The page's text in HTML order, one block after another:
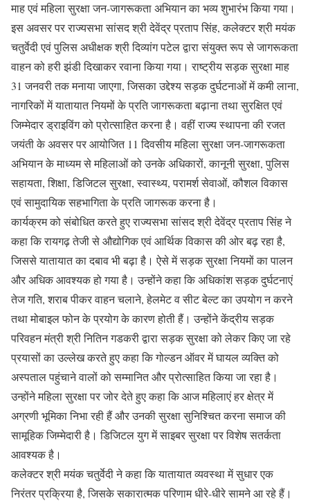
माह एवं महिला सुरक्षा जन-जागरूकता अभियान का भव्य शुभारंभ किया गया।
इस अवसर पर राज्यसभा सांसद श्री देवेंद्र प्रताप सिंह, कलेक्टर श्री मयंक
चतुर्वेदी एवं पुलिस अधीक्षक श्री दिव्यांग पटेल द्वारा संयुक्त रूप से जागरूकता
वाहन को हरी झंडी दिखाकर रवाना किया गया। राष्ट्रीय सड़क सुरक्षा माह
31 जनवरी तक मनाया जाएगा, जिसका उद्देश्य सड़क दुर्घटनाओं में कमी लाना,
नागरिकों में यातायात नियमों के प्रति जागरूकता बढ़ाना तथा सुरक्षित एवं
जिम्मेदार ड्राइविंग को प्रोत्साहित करना है। वहीं राज्य स्थापना की रजत
जयंती के अवसर पर आयोजित 11 दिवसीय महिला सुरक्षा जन-जागरूकता
अभियान के माध्यम से महिलाओं को उनके अधिकारों, कानूनी सुरक्षा, पुलिस
सहायता, शिक्षा, डिजिटल सुरक्षा, स्वास्थ्य, परामर्श सेवाओं, कौशल विकास
एवं सामुदायिक सहभागिता के प्रति जागरूक करना है।
कार्यक्रम को संबोधित करते हुए राज्यसभा सांसद श्री देवेंद्र प्रताप सिंह ने
कहा कि रायगढ़ तेजी से औद्योगिक एवं आर्थिक विकास की ओर बढ़ रहा है,
जिससे यातायात का दबाव भी बढ़ा है। ऐसे में सड़क सुरक्षा नियमों का पालन
और अधिक आवश्यक हो गया है। उन्होंने कहा कि अधिकांश सड़क दुर्घटनाएं
तेज गति, शराब पीकर वाहन चलाने, हेलमेट व सीट बेल्ट का उपयोग न करने
तथा मोबाइल फोन के प्रयोग के कारण होती हैं। उन्होंने केंद्रीय सड़क
परिवहन मंत्री श्री नितिन गडकरी द्वारा सड़क सुरक्षा को लेकर किए जा रहे
प्रयासों का उल्लेख करते हुए कहा कि गोल्डन ऑवर में घायल व्यक्ति को
अस्पताल पहुंचाने वालों को सम्मानित और प्रोत्साहित किया जा रहा है।
उन्होंने महिला सुरक्षा पर जोर देते हुए कहा कि आज महिलाएं हर क्षेत्र में
अग्रणी भूमिका निभा रही हैं और उनकी सुरक्षा सुनिश्चित करना समाज की
सामूहिक जिम्मेदारी है। डिजिटल युग में साइबर सुरक्षा पर विशेष सतर्कता
आवश्यक है।
कलेक्टर श्री मयंक चतुर्वेदी ने कहा कि यातायात व्यवस्था में सुधार एक
निरंतर प्रक्रिया है, जिसके सकारात्मक परिणाम धीरे-धीरे सामने आ रहे हैं।